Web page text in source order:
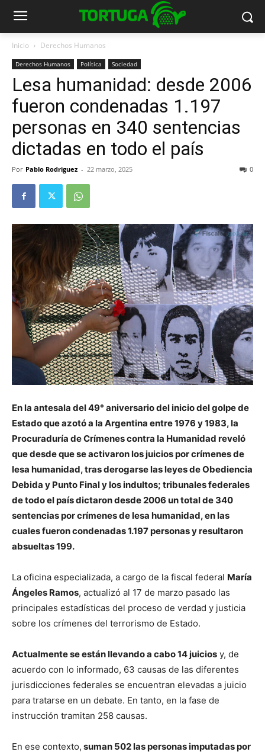
Inicio Derechos Humanos
Derechos Humanos Política Sociedad
Lesa humanidad: desde 2006
fueron condenadas 1.197
personas en 340 sentencias
dictadas en todo el país
Por Pablo Rodriguez - 22 marzo, 2025 0
En la antesala del 49° aniversario del inicio del golpe de
Estado que azotó a la Argentina entre 1976 y 1983, la
Procuraduría de Crímenes contra la Humanidad reveló
que desde que se activaron los juicios por crímenes de
lesa humanidad, tras derogarse las leyes de Obediencia
Debida y Punto Final y los indultos; tribunales federales
de todo el país dictaron desde 2006 un total de 340
sentencias por crímenes de lesa humanidad, en las
cuales fueron condenadas 1.197 personas y resultaron
absueltas 199.
La oficina especializada, a cargo de la fiscal federal María
Ángeles Ramos, actualizó al 17 de marzo pasado las
principales estadísticas del proceso de verdad y justicia
sobre los crímenes del terrorismo de Estado.
Actualmente se están llevando a cabo 14 juicios y, de
acuerdo con lo informado, 63 causas de las diferentes
jurisdicciones federales se encuentran elevadas a juicio
para tratarse en un debate. En tanto, en la fase de
instrucción tramitan 258 causas.
En ese contexto, suman 502 las personas imputadas por